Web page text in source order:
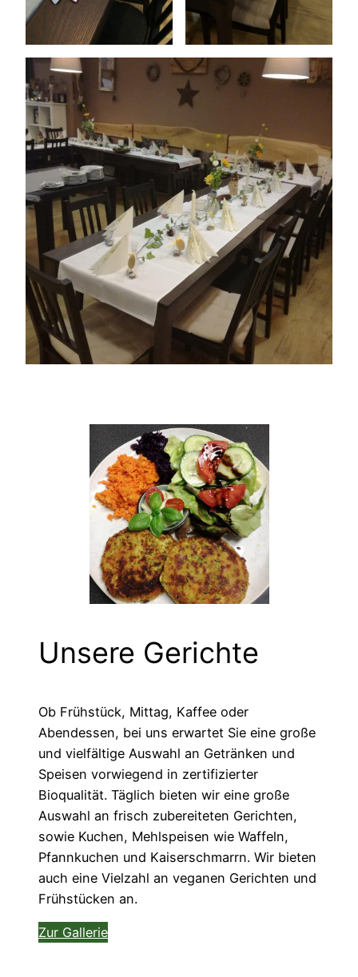
Unsere Gerichte
Ob Frühstück, Mittag, Kaffee oder
Abendessen, bei uns erwartet Sie eine große
und vielfältige Auswahl an Getränken und
Speisen vorwiegend in zertifizierter
Bioqualität. Täglich bieten wir eine große
Auswahl an frisch zubereiteten Gerichten,
sowie Kuchen, Mehlspeisen wie Waffeln,
Pfannkuchen und Kaiserschmarrn. Wir bieten
auch eine Vielzahl an veganen Gerichten und
Frühstücken an.
Zur Gallerie